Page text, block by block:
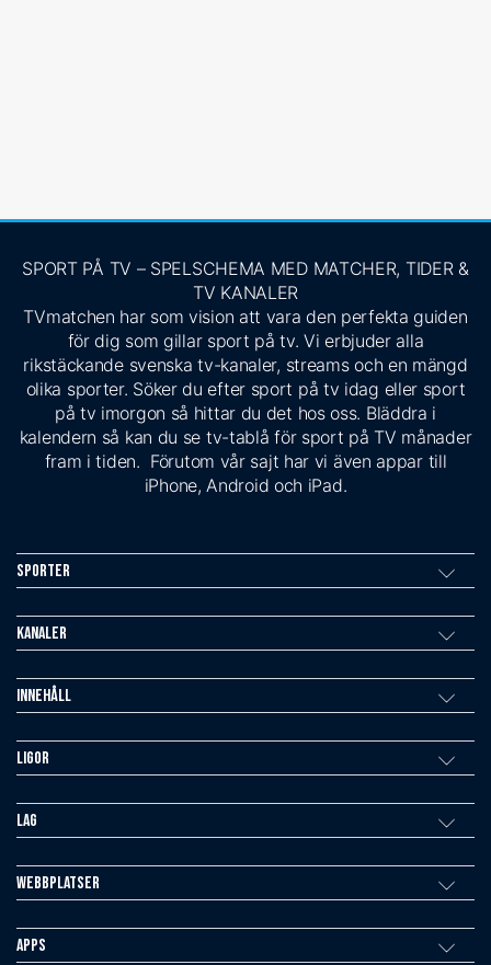
SPORT PÅ TV – SPELSCHEMA MED MATCHER, TIDER &
TV KANALER
TVmatchen har som vision att vara den perfekta guiden
för dig som gillar sport på tv. Vi erbjuder alla
rikstäckande svenska tv-kanaler, streams och en mängd
olika sporter. Söker du efter sport på tv idag eller sport
på tv imorgon så hittar du det hos oss. Bläddra i
kalendern så kan du se tv-tablå för sport på TV månader
fram i tiden. Förutom vår sajt har vi även appar till
iPhone, Android och iPad.
Sporter
Kanaler
Innehåll
Ligor
Lag
Webbplatser
Apps